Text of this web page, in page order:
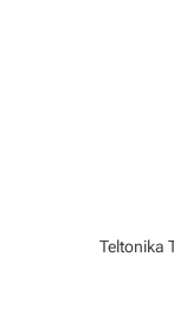
Teltonika